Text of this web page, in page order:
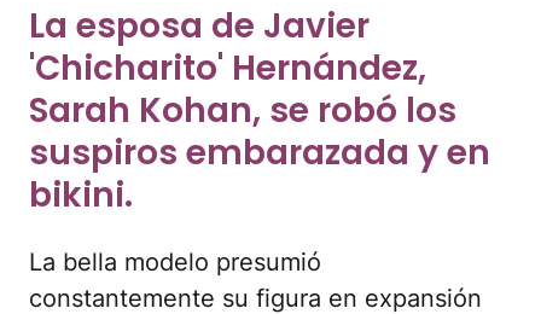
La esposa de Javier
'Chicharito' Hernández,
Sarah Kohan, se robó los
suspiros embarazada y en
bikini.
La bella modelo presumió
constantemente su figura en expansión